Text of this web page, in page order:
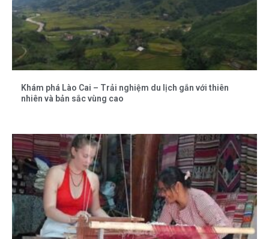
Khám phá Lào Cai – Trải nghiệm du lịch gắn với thiên
nhiên và bản sắc vùng cao